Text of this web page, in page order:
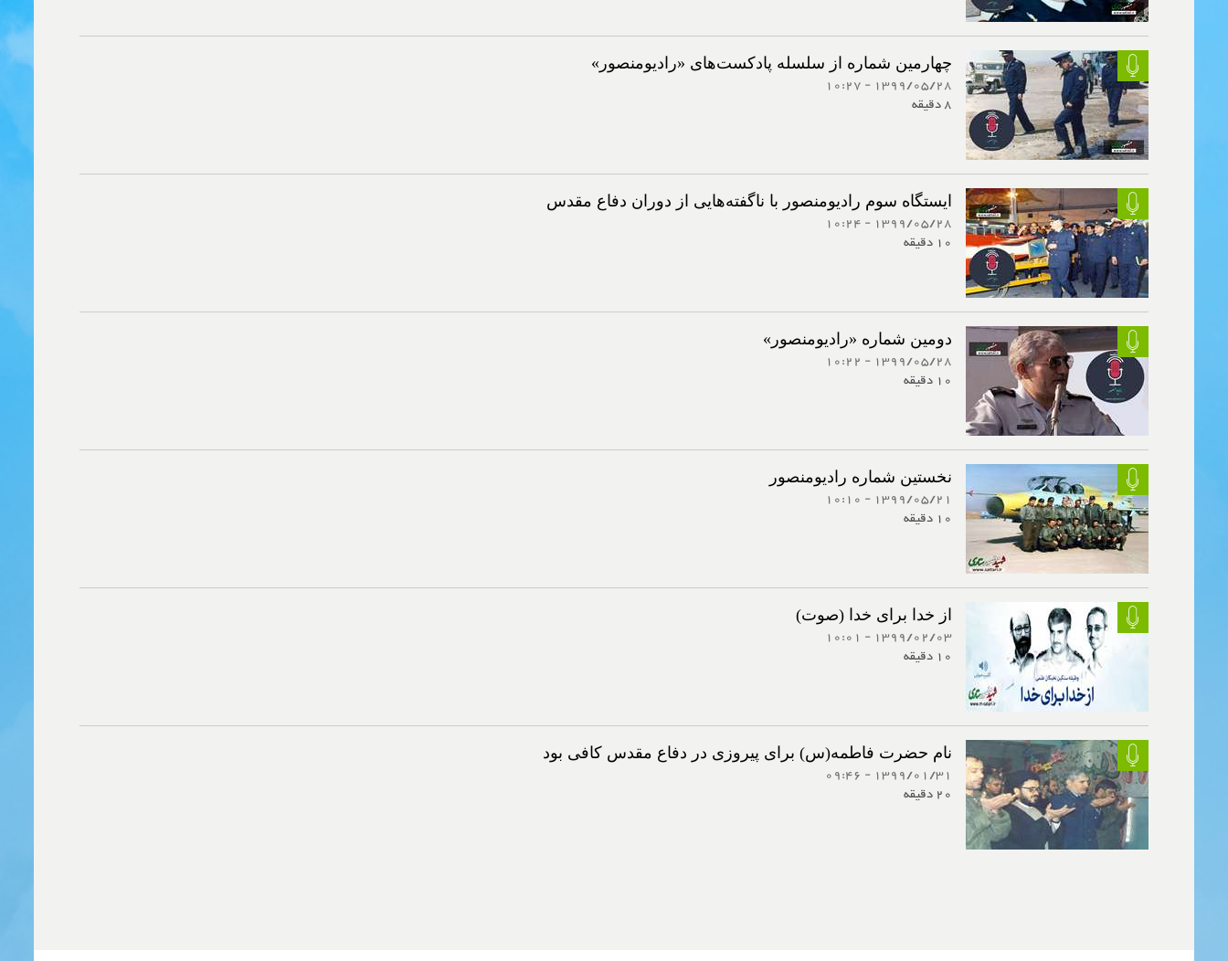
چهارمین شماره از سلسله پادکست‌های «رادیومنصور»
1399/05/28 - 10:27
8 دقیقه
ایستگاه سوم رادیومنصور با ناگفته‌هایی از دوران دفاع مقدس
1399/05/28 - 10:24
10 دقیقه
دومین شماره «رادیومنصور»
1399/05/28 - 10:22
10 دقیقه
نخستین شماره رادیومنصور
1399/05/21 - 10:10
10 دقیقه
از خدا برای خدا (صوت)
1399/02/03 - 10:01
10 دقیقه
نام حضرت فاطمه(س) برای پیروزی در دفاع مقدس کافی بود
1399/01/31 - 09:46
20 دقیقه